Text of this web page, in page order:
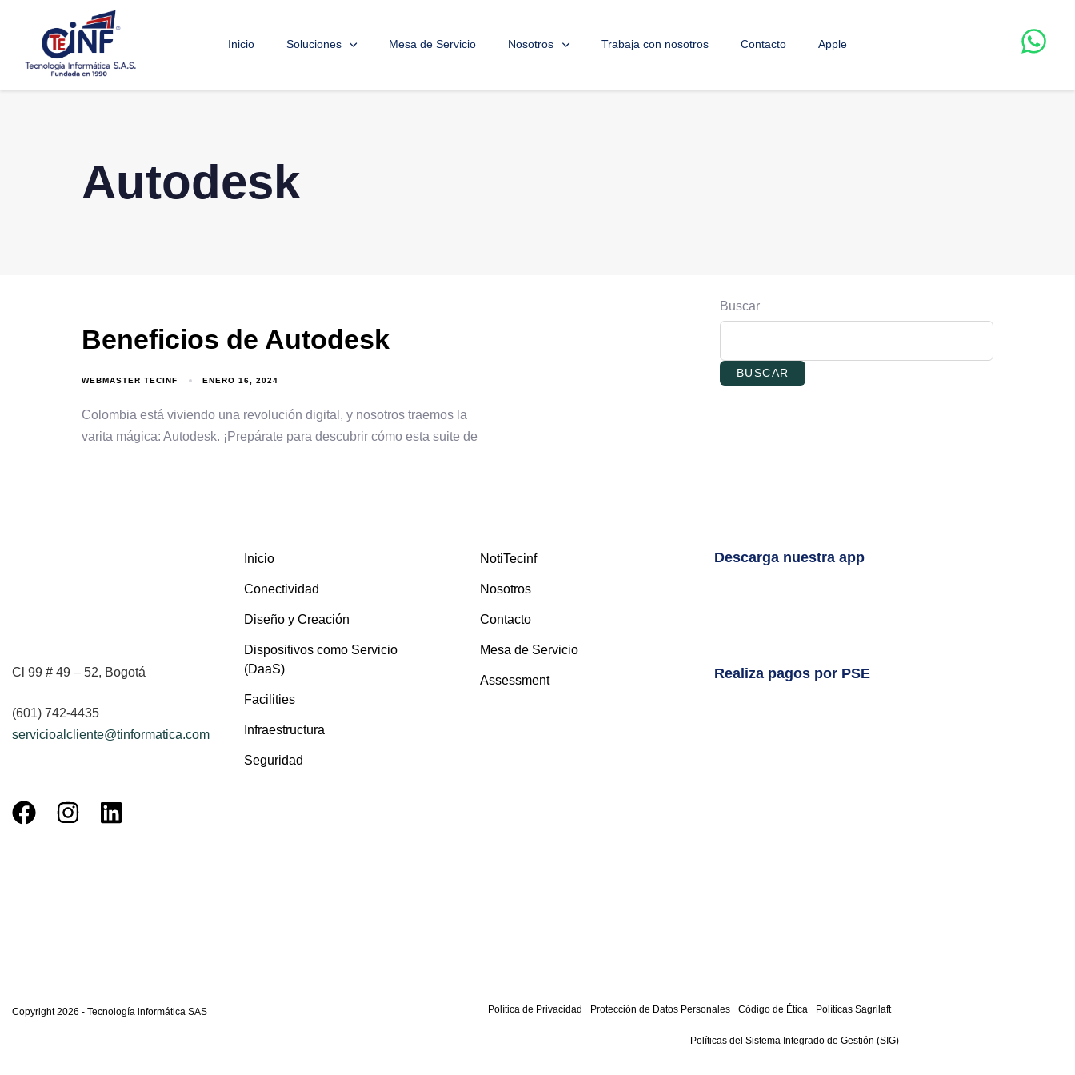
Inicio Soluciones Mesa de Servicio Nosotros Trabaja con nosotros Contacto Apple
Autodesk
Beneficios de Autodesk
WEBMASTER TECINF ENERO 16, 2024
Colombia está viviendo una revolución digital, y nosotros traemos la
varita mágica: Autodesk. ¡Prepárate para descubrir cómo esta suite de
Buscar
BUSCAR
Cl 99 # 49 – 52, Bogotá
(601) 742-4435
servicioalcliente@tinformatica.com
Inicio
Conectividad
Diseño y Creación
Dispositivos como Servicio
(DaaS)
Facilities
Infraestructura
Seguridad
NotiTecinf
Nosotros
Contacto
Mesa de Servicio
Assessment
Descarga nuestra app
Realiza pagos por PSE
Copyright 2026 - Tecnología informática SAS Política de Privacidad Protección de Datos Personales Código de Ética Políticas Sagrilaft
Políticas del Sistema Integrado de Gestión (SIG)